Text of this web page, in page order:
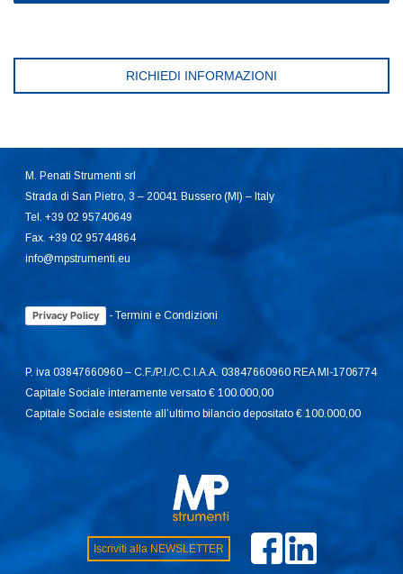
RICHIEDI INFORMAZIONI
M. Penati Strumenti srl
Strada di San Pietro, 3 – 20041 Bussero (MI) – Italy
Tel. +39 02 95740649
Fax. +39 02 95744864
info@mpstrumenti.eu
Privacy Policy -Termini e Condizioni
P. iva 03847660960 – C.F./P.I./C.C.I.A.A. 03847660960 REA MI-1706774
Capitale Sociale interamente versato € 100.000,00
Capitale Sociale esistente all’ultimo bilancio depositato € 100.000,00
Iscriviti alla NEWSLETTER